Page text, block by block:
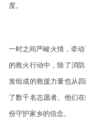
度。
一时之间严峻火情，牵
的救火行动中，除了消
发组成的救援力量也从
了数千名志愿者。他们
份守护家乡的信念。